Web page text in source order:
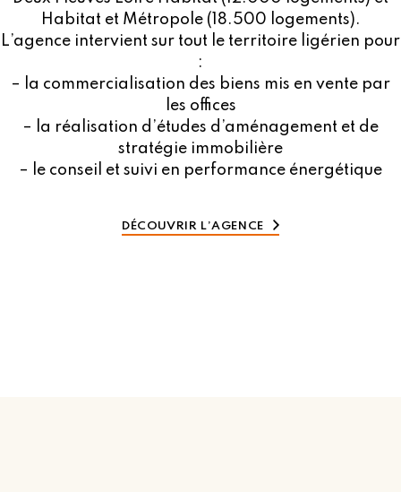
Habitat et Métropole (18.500 logements).
L’agence intervient sur tout le territoire ligérien pour
:
– la commercialisation des biens mis en vente par
les offices
– la réalisation d’études d’aménagement et de
stratégie immobilière
– le conseil et suivi en performance énergétique
DÉCOUVRIR L’AGENCE